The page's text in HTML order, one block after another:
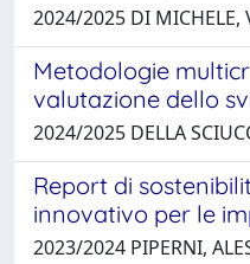
2024/2025 DI MICHELE,
Metodologie
valutazione dello
2024/2025 DELLA
Report di
innovativo per le
2023/2024 PIPERNI,